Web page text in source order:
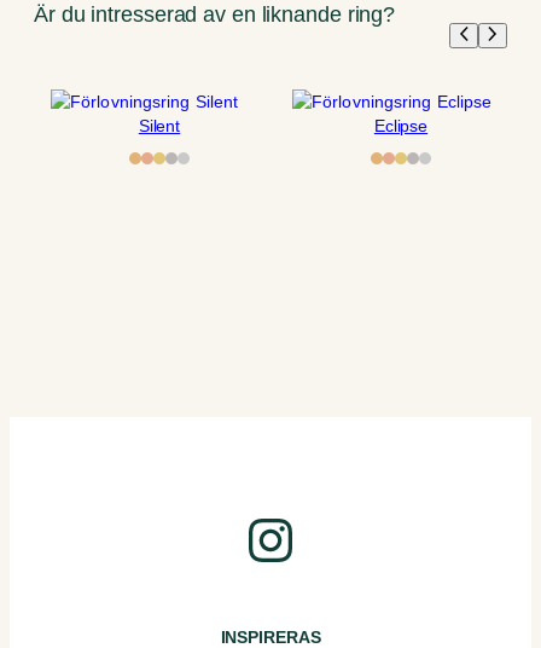
Är du intresserad av en liknande ring?
Silent Eclipse
Instagram
INSPIRERAS